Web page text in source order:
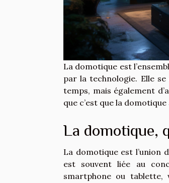
La domotique est
par la technologie. Elle
temps, mais également
que c’est que la
La domotique,
La domotique est l’union
est souvent liée au
smartphone ou tablette,